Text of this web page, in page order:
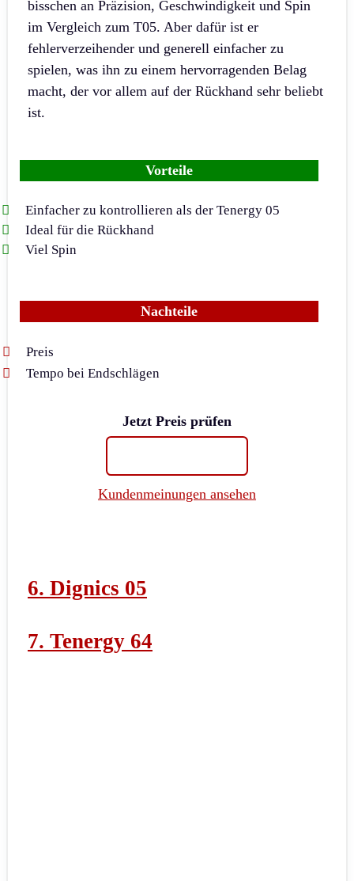
bisschen an Präzision, Geschwindigkeit und Spin
im Vergleich zum T05. Aber dafür ist er
fehlerverzeihender und generell einfacher zu
spielen, was ihn zu einem hervorragenden Belag
macht, der vor allem auf der Rückhand sehr beliebt
ist.
Vorteile
Einfacher zu kontrollieren als der Tenergy 05
Ideal für die Rückhand
Viel Spin
Nachteile
Preis
Tempo bei Endschlägen
Jetzt Preis prüfen
Kundenmeinungen ansehen
6. Dignics 05
7. Tenergy 64